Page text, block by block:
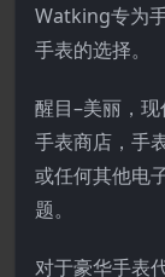
Watking专为
手表的选择。
醒目–美丽，
手表商店，手
或任何其他电
题。
对于豪华手表